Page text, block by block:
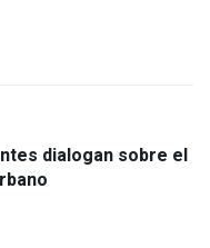
dialogan sobre el